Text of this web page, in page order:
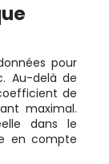
pour
Au-delà de
de
maximal.
dans le
en compte